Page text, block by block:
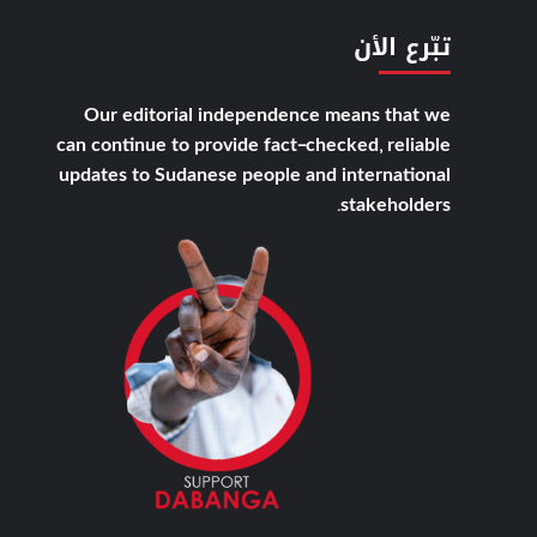
تبّرع الأن
Our editorial independence means that we
can continue to provide fact-checked, reliable
updates to Sudanese people and international
stakeholders.